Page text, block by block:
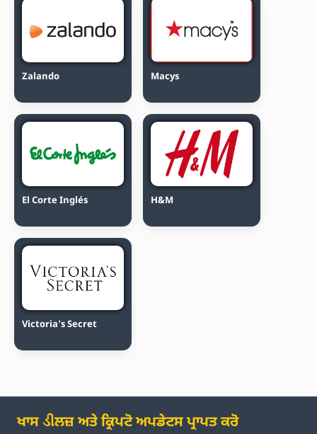
Zalando Macys
El Corte Inglés H&M
Victoria's Secret
ਖਾਸ ડીਲਜ਼ ਅਤੇ ਕ੍ਰਿਪਟੋ ਅਪਡੇਟਸ ਪ੍ਰਾਪਤ ਕਰੋ